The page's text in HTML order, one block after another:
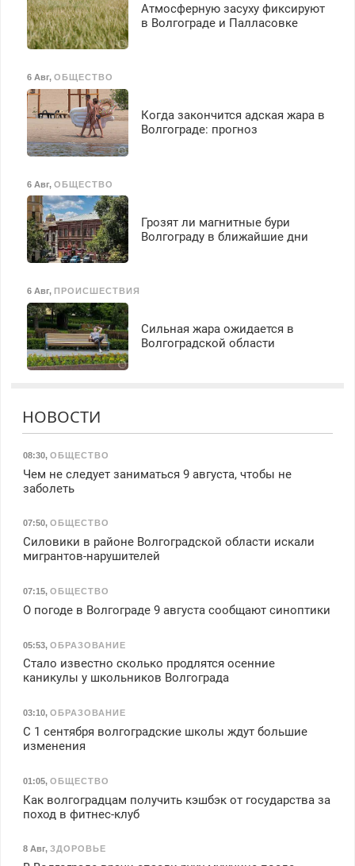
Атмосферную засуху фиксируют
в Волгограде и Палласовке
6 Авг, ОБЩЕСТВО
Когда закончится адская жара в
Волгограде: прогноз
6 Авг, ОБЩЕСТВО
Грозят ли магнитные бури
Волгограду в ближайшие дни
6 Авг, ПРОИСШЕСТВИЯ
Сильная жара ожидается в
Волгоградской области
НОВОСТИ
08:30, ОБЩЕСТВО
Чем не следует заниматься 9 августа, чтобы не
заболеть
07:50, ОБЩЕСТВО
Силовики в районе Волгоградской области искали
мигрантов-нарушителей
07:15, ОБЩЕСТВО
О погоде в Волгограде 9 августа сообщают синоптики
05:53, ОБРАЗОВАНИЕ
Стало известно сколько продлятся осенние
каникулы у школьников Волгограда
03:10, ОБРАЗОВАНИЕ
С 1 сентября волгоградские школы ждут большие
изменения
01:05, ОБЩЕСТВО
Как волгоградцам получить кэшбэк от государства за
поход в фитнес-клуб
8 Авг, ЗДОРОВЬЕ